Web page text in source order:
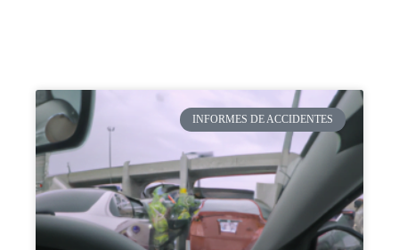
INFORMES DE ACCIDENTES